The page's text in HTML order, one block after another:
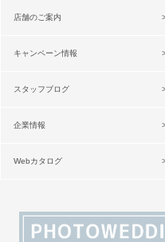
店舗のご案内
キャンペーン情報
スタッフブログ
企業情報
Webカタログ